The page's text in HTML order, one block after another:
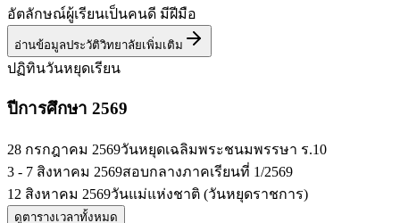
อัตลักษณ์ผู้เรียนเป็นคนดี มีฝีมือ
อ่านข้อมูลประวัติวิทยาลัยเพิ่มเติม
ปฏิทินวันหยุดเรียน
ปีการศึกษา 2569
28 กรกฎาคม 2569วันหยุดเฉลิมพระชนมพรรษา ร.10
3 - 7 สิงหาคม 2569สอบกลางภาคเรียนที่ 1/2569
12 สิงหาคม 2569วันแม่แห่งชาติ (วันหยุดราชการ)
ดูตารางเวลาทั้งหมด